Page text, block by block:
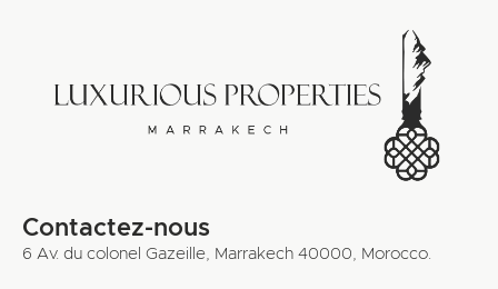
Contactez-nous
6 Av. du colonel Gazeille, Marrakech 40000, Morocco.